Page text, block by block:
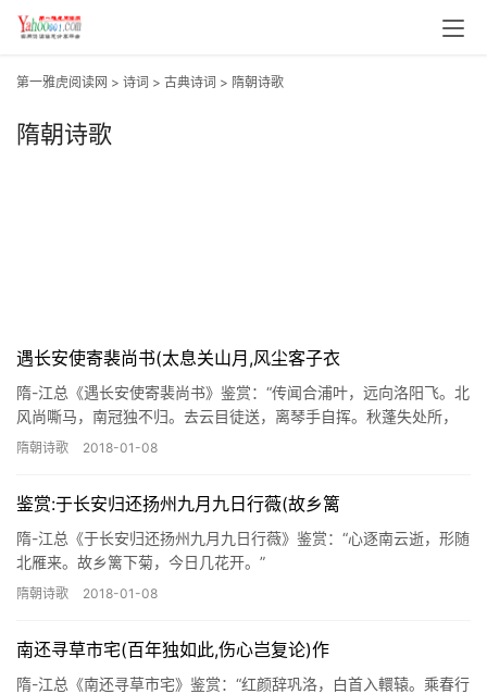
第一雅虎阅读网 > 诗词 > 古典诗词 > 隋朝诗歌
隋朝诗歌
遇长安使寄裴尚书(太息关山月,风尘客子衣
隋-江总《遇长安使寄裴尚书》鉴赏：“传闻合浦叶，远向洛阳飞。北
风尚嘶马，南冠独不归。去云目徒送，离琴手自挥。秋蓬失处所，
春草屡芳菲。……”
隋朝诗歌 2018-01-08
鉴赏:于长安归还扬州九月九日行薇(故乡篱
隋-江总《于长安归还扬州九月九日行薇》鉴赏：“心逐南云逝，形随
北雁来。故乡篱下菊，今日几花开。”
隋朝诗歌 2018-01-08
南还寻草市宅(百年独如此,伤心岂复论)作
隋-江总《南还寻草市宅》鉴赏：“红颜辞巩洛，白首入轘辕。乘春行